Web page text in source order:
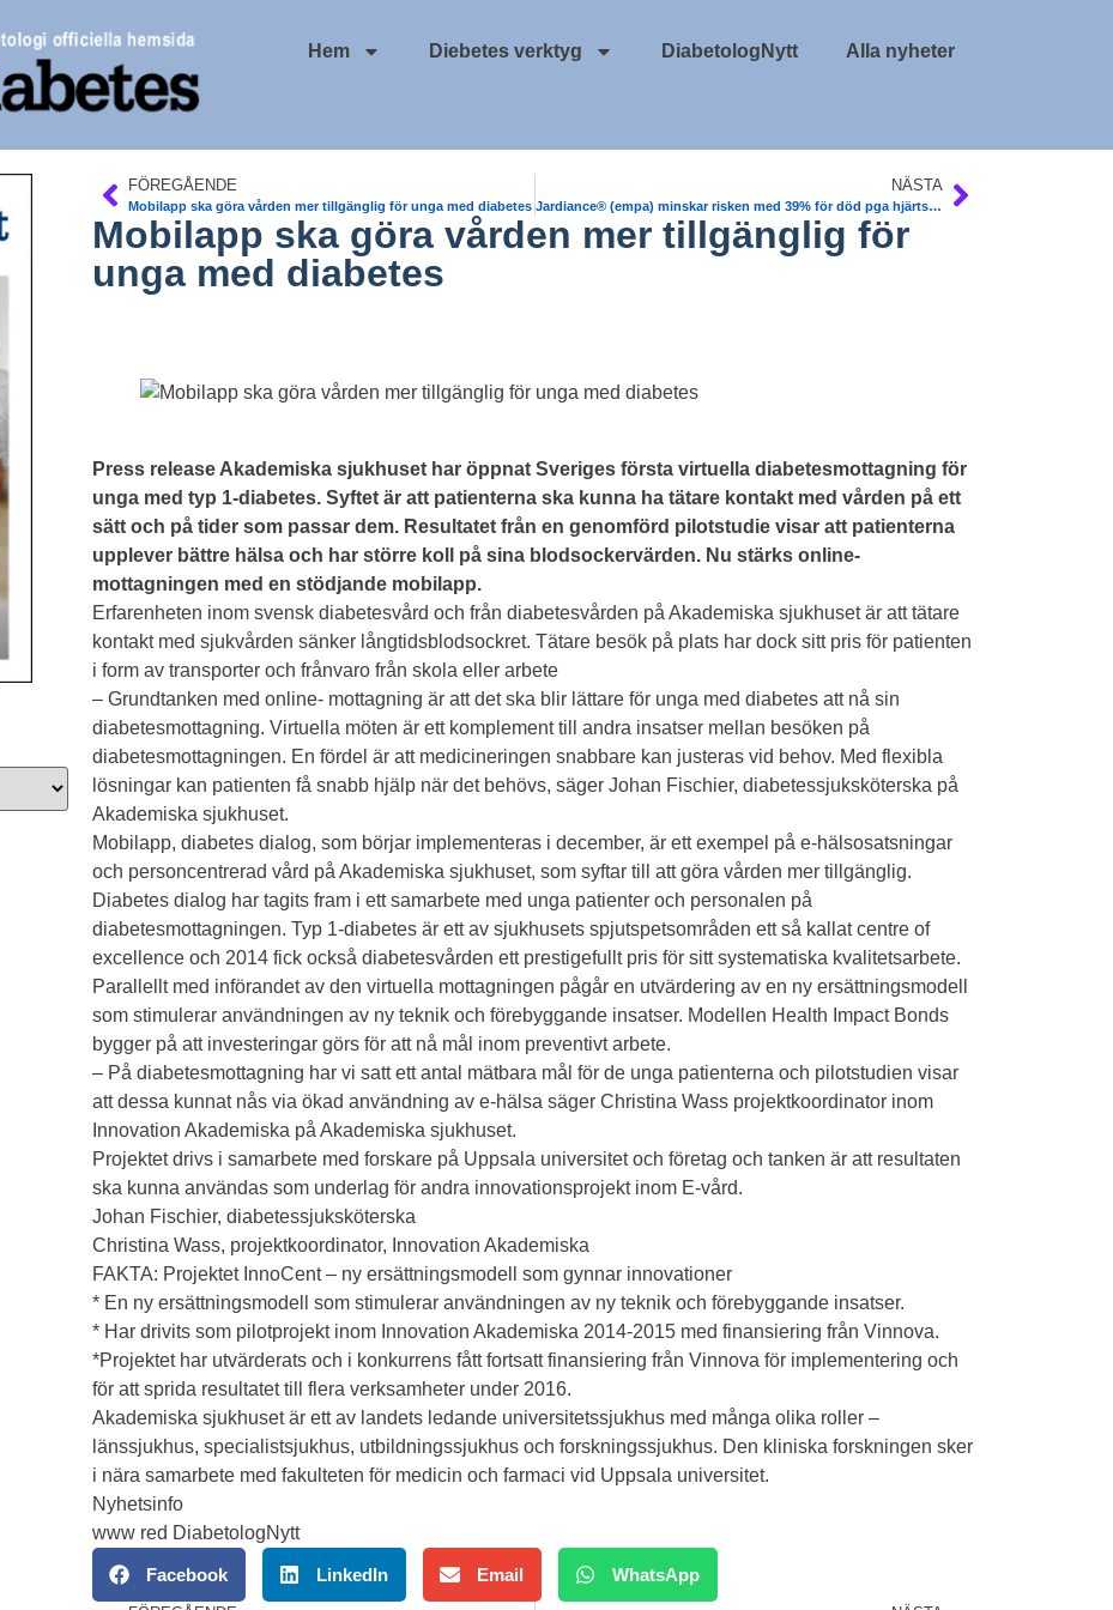
Hem Diebetes verktyg DiabetologNytt Alla nyheter
FÖREGÅENDE
Mobilapp ska göra vården mer tillgänglig för unga med diabetes
NÄSTA
Jardiance® (empa) minskar risken med 39% för död pga hjärtsvikt vid T23DM. N Engl J Med
Mobilapp ska göra vården mer tillgänglig för
unga med diabetes
Press releaseAkademiska sjukhuset har öppnat Sveriges första virtuella diabetesmottagning för
unga med typ 1-diabetes. Syftet är att patienterna ska kunna ha tätare kontakt med vården på ett
sätt och på tider som passar dem. Resultatet från en genomförd pilotstudie visar att patienterna
upplever bättre hälsa och har större koll på sina blodsockervärden. Nu stärks online-
mottagningen med en stödjande mobilapp.
Erfarenheten inom svensk diabetesvård och från diabetesvården på Akademiska sjukhuset är att tätare
kontakt med sjukvården sänker långtidsblodsockret. Tätare besök på plats har dock sitt pris för patienten
i form av transporter och frånvaro från skola eller arbete
– Grundtanken med online- mottagning är att det ska blir lättare för unga med diabetes att nå sin
diabetesmottagning. Virtuella möten är ett komplement till andra insatser mellan besöken på
diabetesmottagningen. En fördel är att medicineringen snabbare kan justeras vid behov. Med flexibla
lösningar kan patienten få snabb hjälp när det behövs, säger Johan Fischier, diabetessjuksköterska på
Akademiska sjukhuset.
Mobilapp, diabetes dialog, som börjar implementeras i december, är ett exempel på e-hälsosatsningar
och personcentrerad vård på Akademiska sjukhuset, som syftar till att göra vården mer tillgänglig.
Diabetes dialog har tagits fram i ett samarbete med unga patienter och personalen på
diabetesmottagningen. Typ 1-diabetes är ett av sjukhusets spjutspetsområden ett så kallat centre of
excellence och 2014 fick också diabetesvården ett prestigefullt pris för sitt systematiska kvalitetsarbete.
Parallellt med införandet av den virtuella mottagningen pågår en utvärdering av en ny ersättningsmodell
som stimulerar användningen av ny teknik och förebyggande insatser. Modellen Health Impact Bonds
bygger på att investeringar görs för att nå mål inom preventivt arbete.
– På diabetesmottagning har vi satt ett antal mätbara mål för de unga patienterna och pilotstudien visar
att dessa kunnat nås via ökad användning av e-hälsa säger Christina Wass projektkoordinator inom
Innovation Akademiska på Akademiska sjukhuset.
Projektet drivs i samarbete med forskare på Uppsala universitet och företag och tanken är att resultaten
ska kunna användas som underlag för andra innovationsprojekt inom E-vård.
Johan Fischier, diabetessjuksköterska
Christina Wass, projektkoordinator, Innovation Akademiska
FAKTA: Projektet InnoCent – ny ersättningsmodell som gynnar innovationer
* En ny ersättningsmodell som stimulerar användningen av ny teknik och förebyggande insatser.
* Har drivits som pilotprojekt inom Innovation Akademiska 2014-2015 med finansiering från Vinnova.
*Projektet har utvärderats och i konkurrens fått fortsatt finansiering från Vinnova för implementering och
för att sprida resultatet till flera verksamheter under 2016.
Akademiska sjukhuset är ett av landets ledande universitetssjukhus med många olika roller –
länssjukhus, specialistsjukhus, utbildningssjukhus och forskningssjukhus. Den kliniska forskningen sker
i nära samarbete med fakulteten för medicin och farmaci vid Uppsala universitet.
Nyhetsinfo
www red DiabetologNytt
Facebook LinkedIn Email WhatsApp